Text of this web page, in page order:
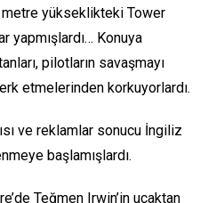
yükseklikteki Tower
yapmışlardı… Konuya
pilotların savaşmayı
etmelerinden korkuyorlardı.
ve reklamlar sonucu İngiliz
başlamışlardı.
Teğmen Irwin’in uçaktan